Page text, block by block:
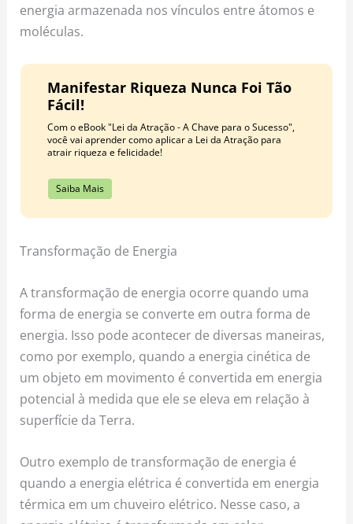
energia armazenada nos vínculos entre átomos e
moléculas.
Manifestar Riqueza Nunca Foi Tão
Fácil!
Com o eBook "Lei da Atração - A Chave para o Sucesso",
você vai aprender como aplicar a Lei da Atração para
atrair riqueza e felicidade!
Saiba Mais
Transformação de Energia
A transformação de energia ocorre quando uma
forma de energia se converte em outra forma de
energia. Isso pode acontecer de diversas maneiras,
como por exemplo, quando a energia cinética de
um objeto em movimento é convertida em energia
potencial à medida que ele se eleva em relação à
superfície da Terra.
Outro exemplo de transformação de energia é
quando a energia elétrica é convertida em energia
térmica em um chuveiro elétrico. Nesse caso, a